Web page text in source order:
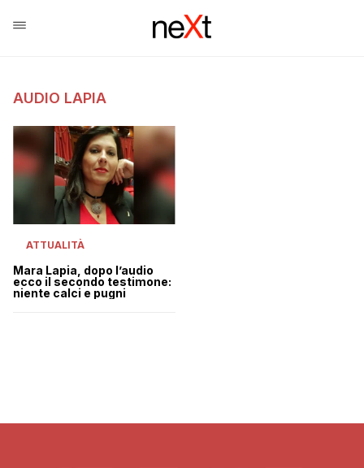
AUDIO LAPIA
ATTUALITÀ
Mara Lapia, dopo l’audio
ecco il secondo testimone:
niente calci e pugni